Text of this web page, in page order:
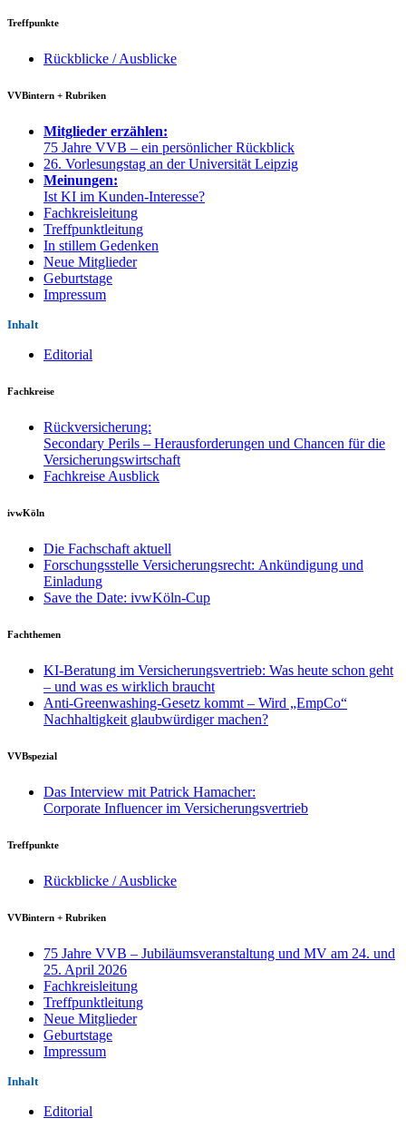
Treffpunkte
Rückblicke / Ausblicke
VVBintern + Rubriken
Mitglieder erzählen:
75 Jahre VVB – ein persönlicher Rückblick
26. Vorlesungstag an der Universität Leipzig
Meinungen:
Ist KI im Kunden-Interesse?
Fachkreisleitung
Treffpunktleitung
In stillem Gedenken
Neue Mitglieder
Geburtstage
Impressum
Inhalt
Editorial
Fachkreise
Rückversicherung:
Secondary Perils – Herausforderungen und Chancen für die
Versicherungswirtschaft
Fachkreise Ausblick
ivwKöln
Die Fachschaft aktuell
Forschungsstelle Versicherungsrecht: Ankündigung und
Einladung
Save the Date: ivwKöln-Cup
Fachthemen
KI-Beratung im Versicherungsvertrieb: Was heute schon geht
– und was es wirklich braucht
Anti-Greenwashing-Gesetz kommt – Wird „EmpCo“
Nachhaltigkeit glaubwürdiger machen?
VVBspezial
Das Interview mit Patrick Hamacher:
Corporate Influencer im Versicherungsvertrieb
Treffpunkte
Rückblicke / Ausblicke
VVBintern + Rubriken
75 Jahre VVB – Jubiläumsveranstaltung und MV am 24. und
25. April 2026
Fachkreisleitung
Treffpunktleitung
Neue Mitglieder
Geburtstage
Impressum
Inhalt
Editorial